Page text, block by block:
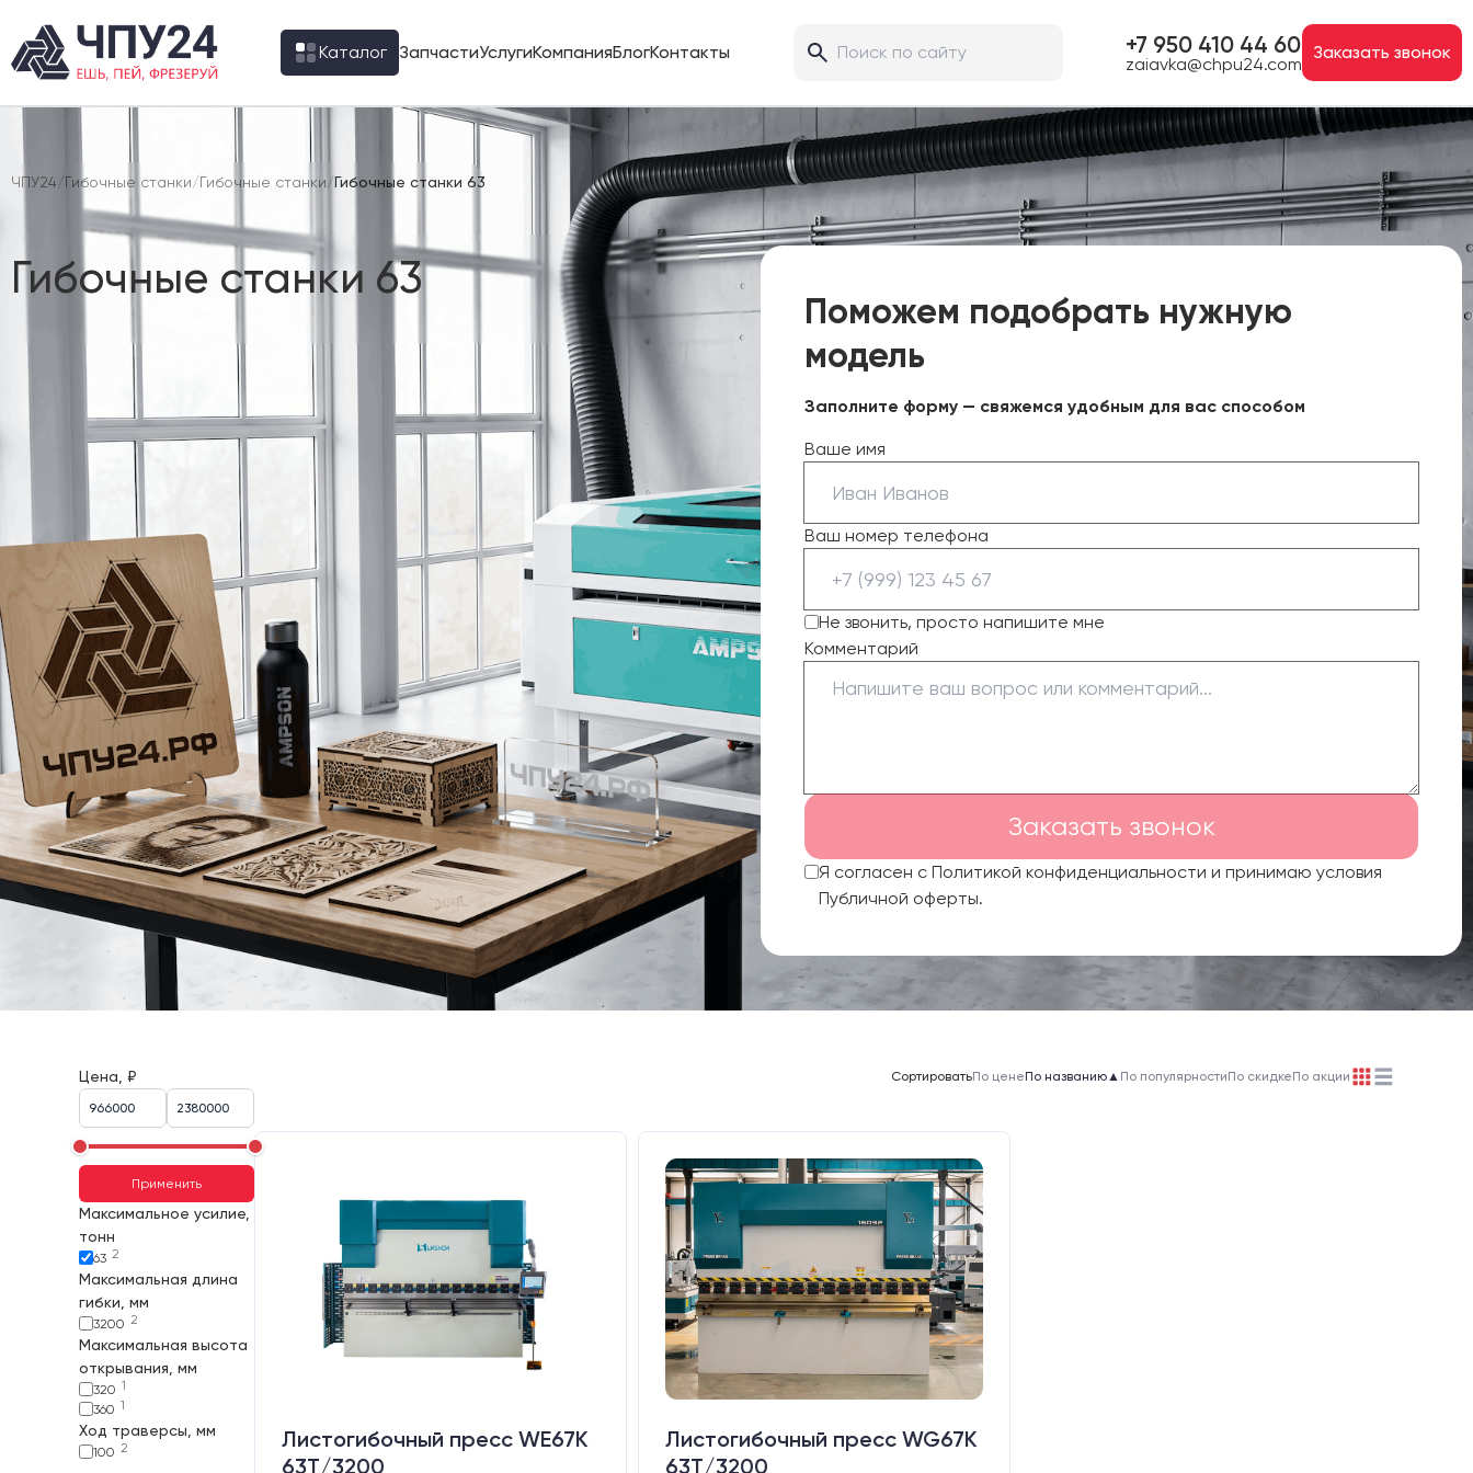
Каталог ЗапчастиУслугиКомпанияБлогКонтакты +7 950 410 44 60
zaiavka@chpu24.com
Заказать звонок
ЧПУ24/Гибочные станки/Гибочные станки/Гибочные станки 63
Гибочные станки 63
Поможем подобрать нужную
модель
Заполните форму — свяжемся удобным для вас способом
Ваше имя
Ваш номер телефона
Не звонить, просто напишите мне
Комментарий
Заказать звонок
Я согласен с Политикой конфиденциальности и принимаю условия
Публичной оферты.
Цена, ₽
Применить
Максимальное усилие,
тонн
63 2
Максимальная длина
гибки, мм
3200 2
Максимальная высота
открывания, мм
320 1
360 1
Ход траверсы, мм
100 2
СортироватьПо ценеПо названию▲ По популярностиПо скидкеПо акции
Листогибочный пресс WE67K
63T/3200
Листогибочный пресс WG67K
63T/3200